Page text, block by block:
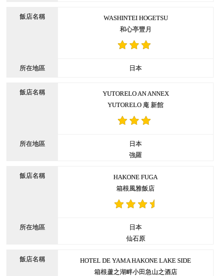
WASHINTEI HOGETSU
和心亭豐月
日本
YUTORELO AN ANNEX
YUTORELO 庵 新館
日本
強羅
HAKONE FUGA
箱根風雅飯店
日本
仙石原
HOTEL DE YAMA HAKONE LAKE SIDE
箱根蘆之湖畔小田急山之酒店